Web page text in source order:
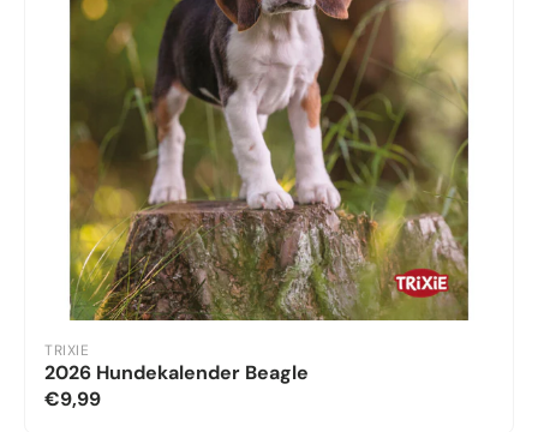
TRIXIE
2026 Hundekalender Beagle
€9,99